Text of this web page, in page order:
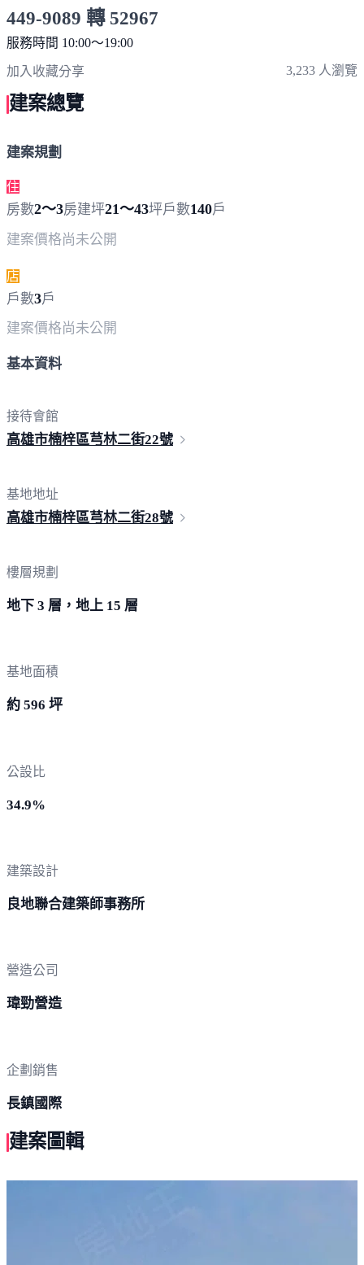
449-9089 轉 52967
服務時間 10:00～19:00
加入收藏分享 3,233 人瀏覽
建案總覽
建案規劃
住
房數2～3房建坪21～43坪戶數140戶
建案價格尚未公開
店
戶數3戶
建案價格尚未公開
基本資料
接待會館
高雄市楠梓區芎林二街22號
基地地址
高雄市楠梓區芎林二街28號
樓層規劃
地下 3 層，地上 15 層
基地面積
約 596 坪
公設比
34.9%
建築設計
良地聯合建築師事務所
營造公司
瑋勁營造
企劃銷售
長鎮國際
建案圖輯